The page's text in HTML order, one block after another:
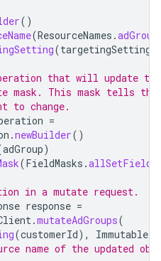
()
(ResourceNames .adGroup
(targetingSetting
that will update
mask. This mask tells
to change.
=
.newBuilder()
adGroup)
(FieldMasks .
in a mutate request.
response =
.mutateAdGroups(
(customerId),
name of the updated